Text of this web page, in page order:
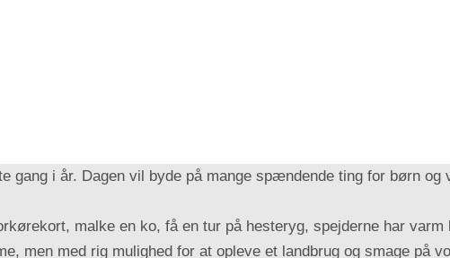
i år. Dagen vil byde på mange spændende ting for børn og
malke en ko, få en tur på hesteryg, spejderne har varm
men med rig mulighed for at opleve et landbrug og smage på